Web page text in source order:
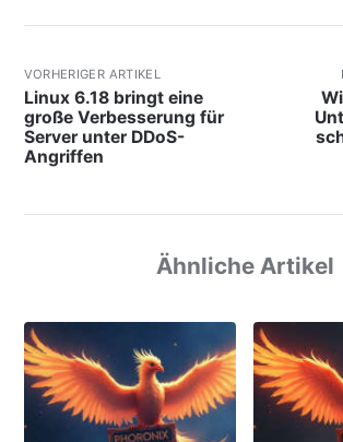
VORHERIGER ARTIKEL
Linux 6.18 bringt eine
große Verbesserung für
Server unter DDoS-
Angriffen
Ähnliche Artikel